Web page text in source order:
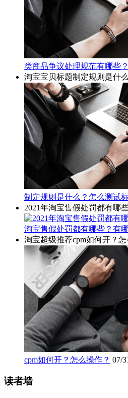
类商品争议处理规范有哪些？
淘宝宝贝标题制定规则是什
制定规则是什么？怎么测试
2021年淘宝售假处罚都有哪
淘宝售假处罚都有哪些？有
淘宝超级推荐cpm如何开？怎
cpm如何开？怎么操作？ 07/
读者墙